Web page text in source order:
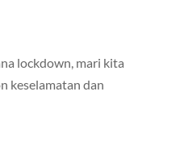
lockdown, mari kita
keselamatan dan